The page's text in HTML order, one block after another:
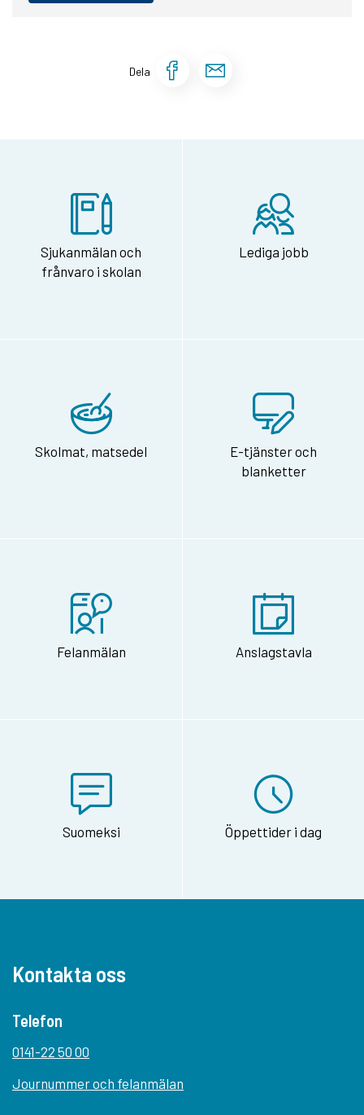
Dela Dela sidan på
Sjukanmälan och
frånvaro i skolan
Lediga jobb
Skolmat, matsedel
E-tjänster och
blanketter
Felanmälan Anslagstavla
Suomeksi Öppettider i dag
Kontakta oss
Telefon
0141-22 50 00
Journummer och felanmälan